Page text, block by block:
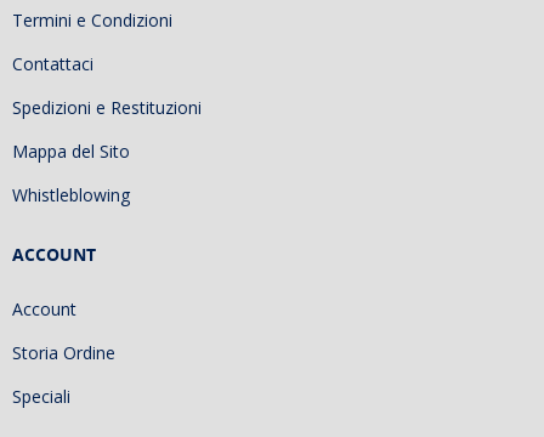
Termini e Condizioni
Contattaci
Spedizioni e Restituzioni
Mappa del Sito
Whistleblowing
ACCOUNT
Account
Storia Ordine
Speciali